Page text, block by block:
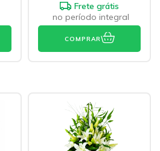
Frete grátis
no período integral
COMPRAR